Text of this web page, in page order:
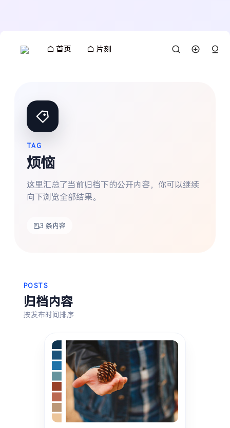
首页 片刻
生活 音乐
摄影
TAG
烦恼
这里汇总了当前归档下的公开内容，你可以继续
向下浏览全部结果。
3 条内容
POSTS
归档内容
按发布时间排序